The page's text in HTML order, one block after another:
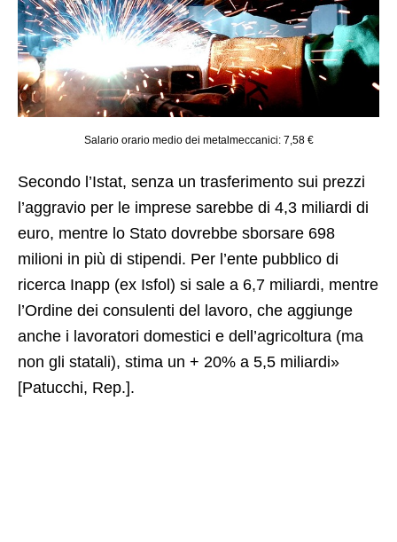
Salario orario medio dei metalmeccanici: 7,58 €
Secondo l’Istat, senza un trasferimento sui prezzi
l’aggravio per le imprese sarebbe di 4,3 miliardi di
euro, mentre lo Stato dovrebbe sborsare 698
milioni in più di stipendi. Per l’ente pubblico di
ricerca Inapp (ex Isfol) si sale a 6,7 miliardi, mentre
l’Ordine dei consulenti del lavoro, che aggiunge
anche i lavoratori domestici e dell’agricoltura (ma
non gli statali), stima un + 20% a 5,5 miliardi»
[Patucchi, Rep.].